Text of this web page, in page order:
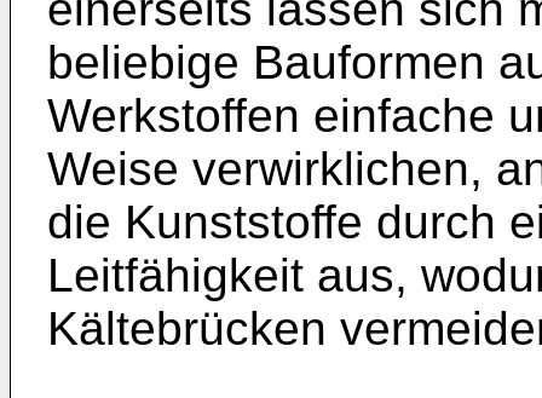
beliebige Bauformen
Werkstoffen einfache
Weise verwirklichen,
die Kunststoffe durch
Leitfähigkeit aus,
Kältebrücken